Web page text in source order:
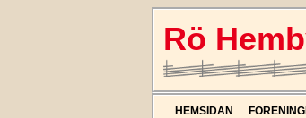
Rö
HEMSIDAN